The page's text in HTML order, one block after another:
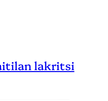
lakritsi